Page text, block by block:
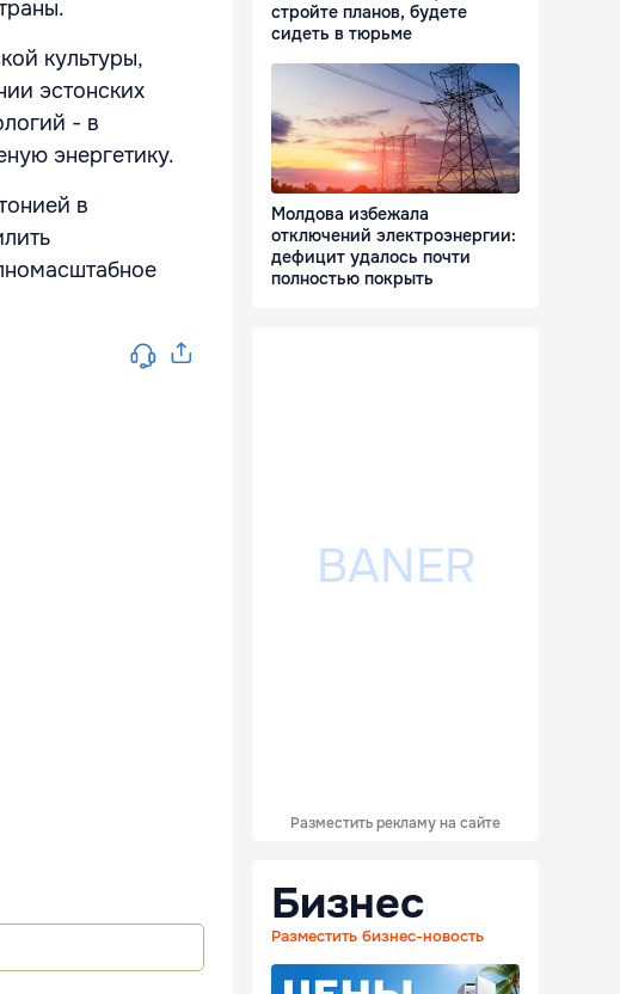
культуры,
эстонских
- в
энергетику.
в
стройте планов, будете
сидеть в тюрьме
Молдова избежала
отключений электроэнергии:
дефицит удалось почти
полностью покрыть
Разместить рекламу на сайте
Бизнес
Разместить бизнес-новость